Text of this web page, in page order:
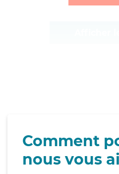
Comment
nous vous